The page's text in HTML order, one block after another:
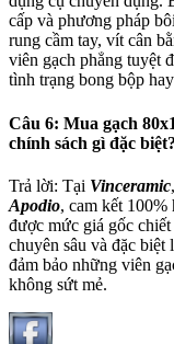
cấp và phương pháp
rung cầm tay, vít cân
viên gạch phẳng tuyệt
tình trạng bong bộp
Câu 6: Mua gạch
chính sách gì đặc biệt?
Trả lời: Tại Vinceramic
Apodio, cam kết 100%
được mức giá gốc
chuyên sâu và đặc
đảm bảo những viên
không sứt mẻ.